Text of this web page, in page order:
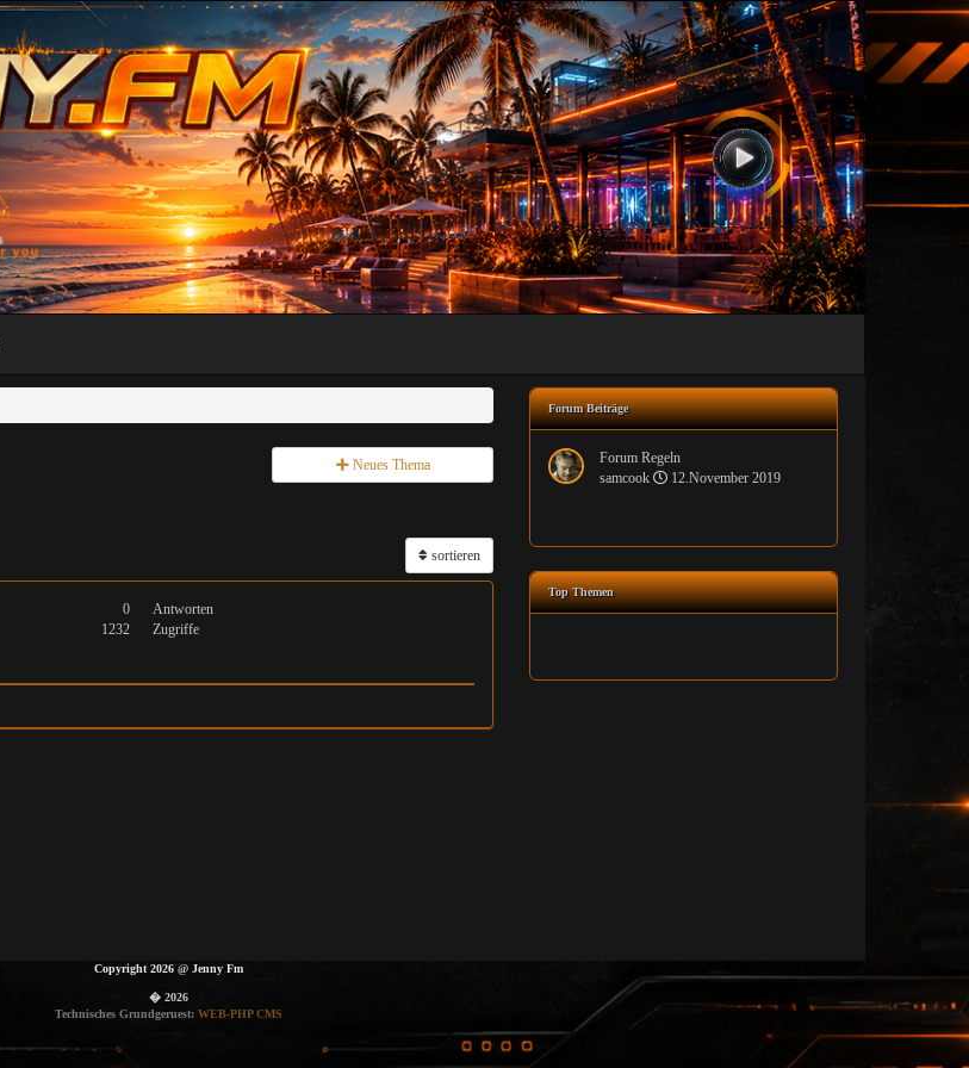
Neues Thema
sortieren
0
Antworten
1232
Zugriffe
Forum Beiträge
Forum Regeln
samcook
12.November 2019
Top Themen
Copyright 2026@ Jenny Fm
� 2026
Technisches Grundgeruest: WEB-PHP CMS